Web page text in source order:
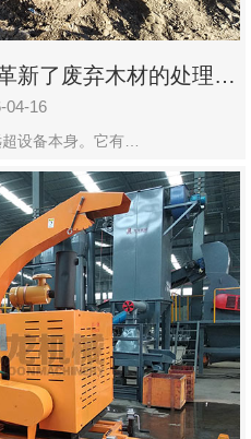
新了废弃木材的处理模
04-16
设备本身。它有…